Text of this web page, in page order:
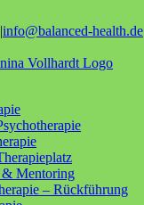
|info@balanced-health.de
Mentoring
– Rückführung